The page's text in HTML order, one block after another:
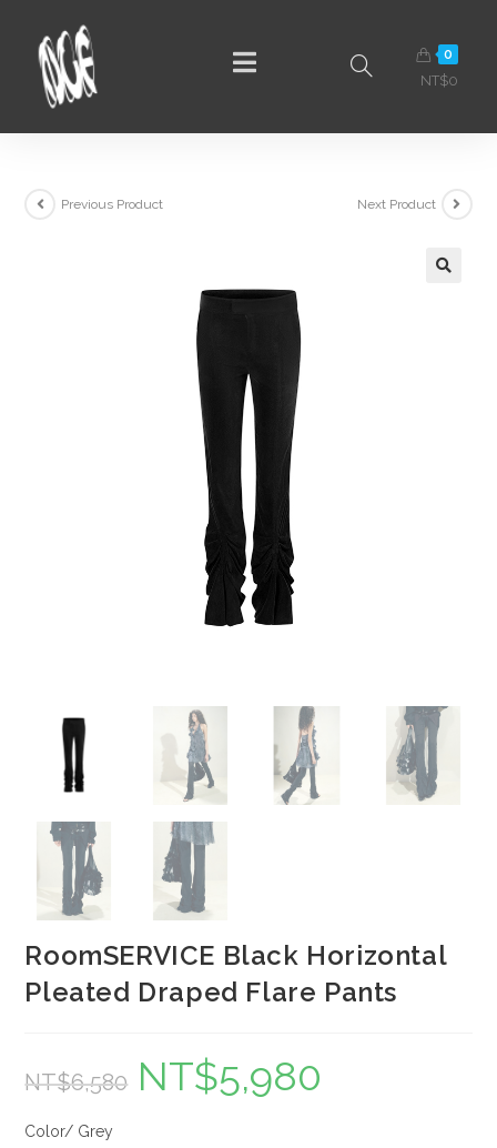
0
NT$0
Previous Product Next Product
RoomSERVICE Black Horizontal
Pleated Draped Flare Pants
NT$6,580 NT$5,980
Color/ Grey